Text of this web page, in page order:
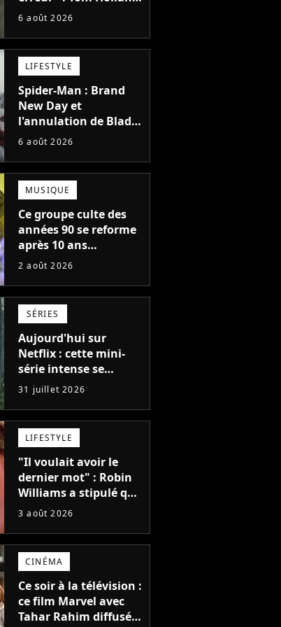
la star de Spider-Man,
blockbuster
6 août 2026
LIFESTYLE
Spider-Man : Brand
New Day et
l'annulation de Blade
montrent que Marvel
faire quoi que ce soit
de simple
6 août 2026
MUSIQUE
Ce groupe culte des
années 90 se reforme
après 10 ans
d'absence et annonce
2 août 2026
SÉRIES
Aujourd'hui sur
Netflix : cette mini-
série intense se
regarde en une seule
après-midi
31 juillet 2026
LIFESTYLE
"Il voulait avoir le
dernier mot" : Robin
Williams a stipulé que
sa voix ne pourrait
2039, pourtant Disney
possède des
enregistrements
inédits
3 août 2026
CINÉMA
Ce soir à la télévision :
ce film Marvel avec
Tahar Rahim diffusé